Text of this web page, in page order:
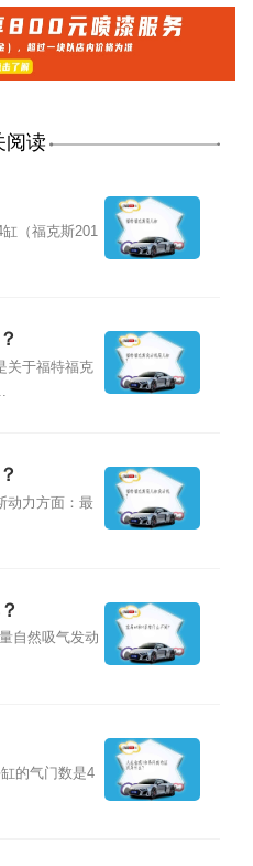
阅读
（福克斯201
关于福特福克
动力方面：最
自然吸气发动
的气门数是4